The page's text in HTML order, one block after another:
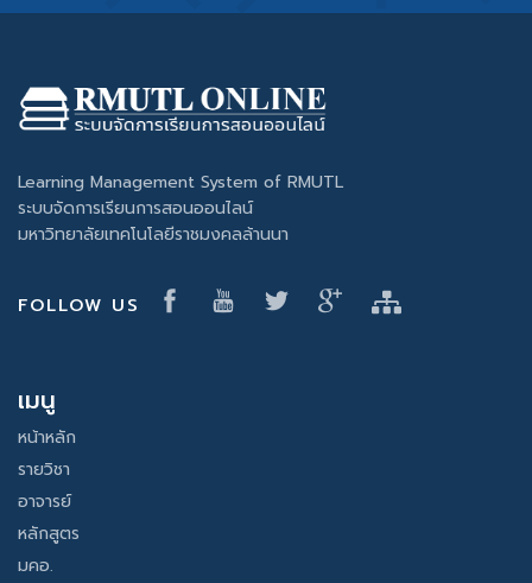
Learning Management System of RMUTL
ระบบจัดการเรียนการสอนออนไลน์
มหาวิทยาลัยเทคโนโลยีราชมงคลล้านนา
FOLLOW US
เมนู
หน้าหลัก
รายวิชา
อาจารย์
หลักสูตร
มคอ.